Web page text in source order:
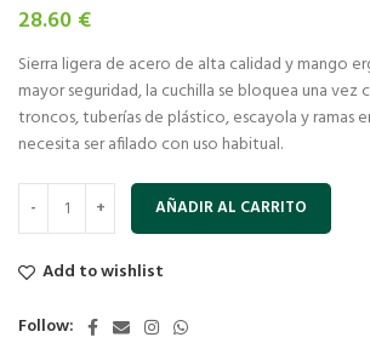
28.60 €
Sierra ligera de acero de alta calidad y mango
mayor seguridad, la cuchilla se bloquea una vez
troncos, tuberías de plástico, escayola y ramas
necesita ser afilado con uso habitual.
AÑADIR AL CARRITO
Add to wishlist
Follow: